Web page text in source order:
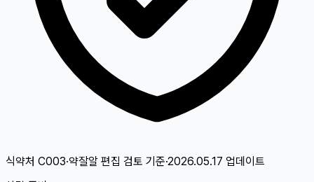
식약처 C003·약잘알 편집 검토 기준·2026.05.17 업데이트